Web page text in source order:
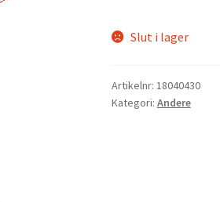
Slut i lager
Artikelnr: 18040430
Kategori: Andere